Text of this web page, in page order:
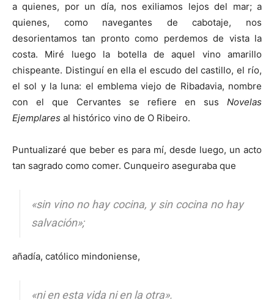
a quienes, por un día, nos exiliamos lejos del mar; a
quienes, como navegantes de cabotaje, nos
desorientamos tan pronto como perdemos de vista la
costa. Miré luego la botella de aquel vino amarillo
chispeante. Distinguí en ella el escudo del castillo, el río,
el sol y la luna: el emblema viejo de Ribadavia, nombre
con el que Cervantes se refiere en sus Novelas
Ejemplares al histórico vino de O Ribeiro.
Puntualizaré que beber es para mí, desde luego, un acto
tan sagrado como comer. Cunqueiro aseguraba que
«sin vino no hay cocina, y sin cocina no hay
salvación»;
añadía, católico mindoniense,
«ni en esta vida ni en la otra».